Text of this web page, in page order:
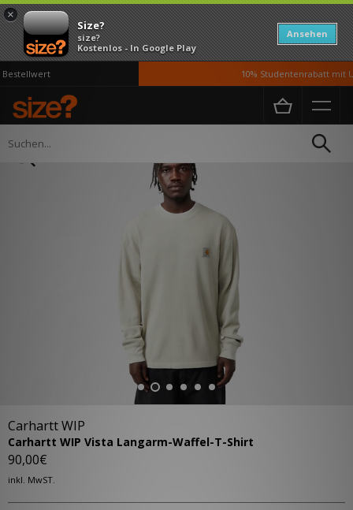
×
Size?
size?
Kostenlos - In Google Play
Ansehen
10% Studentenrabatt mit
Home Herren
Carhartt WIP
Carhartt WIP Vista Langarm-Waffel-T-Shirt
90,00€
inkl. MwST.